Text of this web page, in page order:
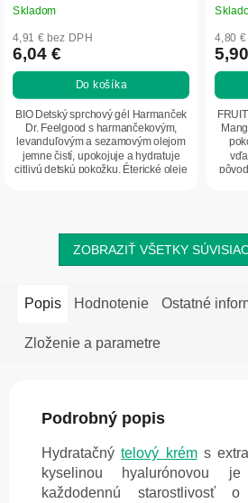
Skladom
4,91 € bez DPH
6,04 €
Do košíka
BIO Detský sprchový gél Harmanček
Dr. Feelgood s harmančekovým,
levanduľovým a sezamovým olejom
jemne čistí, upokojuje a hydratuje
citlivú detskú pokožku. Éterické oleje
4,80
ZOBRAZIŤ VŠETKY
Popis Hodnotenie Ostatné
Zloženie a parametre
Podrobný popis
Hydratačnýtelový kréms
kyselinou hyalurónovou
každodennú starostlivosť